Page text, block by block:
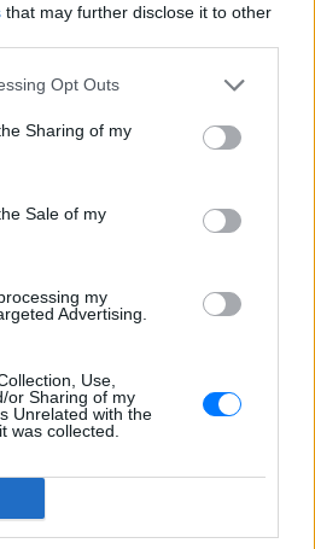
that may further disclose it to other
Opt Outs
Sharing of my
Sale of my
my
Advertising.
Use,
or Sharing of my
Unrelated with the
was collected.
στο πρόσωπο
επαινούσαν ως πολύ ωραία
σε κάποια
απευθυνόμαστε σε νεανικό
από νέα άτομα.
κάποιο παράπονο από
Ο κόσμος
μια εκπομπή που
γίνεται μια ανάλαφρη